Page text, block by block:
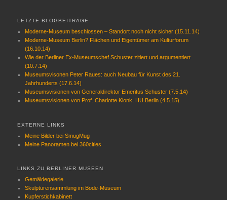
LETZTE BLOGBEITRÄGE
Moderne-Museum beschlossen – Standort noch nicht sicher (15.11.14)
Moderne-Museum Berlin? Flächen und Eigentümer am Kulturforum
(16.10.14)
Wie der Berliner Ex-Museumschef Schuster zitiert und argumentiert
(10.7.14)
Museumsvisonen Peter Raues: auch Neubau für Kunst des 21.
Jahrhunderts (17.6.14)
Museumsvisionen von Generaldirektor Emeritus Schuster (7.5.14)
Museumsvisionen von Prof. Charlotte Klonk, HU Berlin (4.5.15)
EXTERNE LINKS
Meine Bilder bei SmugMug
Meine Panoramen bei 360cities
LINKS ZU BERLINER MUSEEN
Gemäldegalerie
Skulpturensammlung im Bode-Museum
Kupferstichkabinett